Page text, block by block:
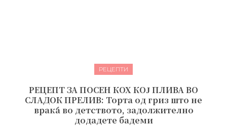
РЕЦЕПТИ
РЕЦЕПТ ЗА ПОСЕН КОХ КОЈ ПЛИВА ВО
СЛАДОК ПРЕЛИВ: Торта од гриз што не
враќа во детството, задолжително
додадете бадеми